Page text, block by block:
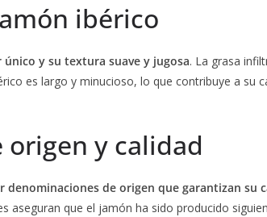
ibérico
y su textura suave y jugosa. La grasa
es largo y minucioso, lo que contribuye a
origen y calidad
de origen que garantizan su
aseguran que el jamón ha sido producido